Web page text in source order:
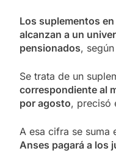
Los suplementos
alcanzan a un
pensionados,
Se trata de un
correspondiente al
por agosto, precisó
A esa cifra se suma
Anses pagará a los